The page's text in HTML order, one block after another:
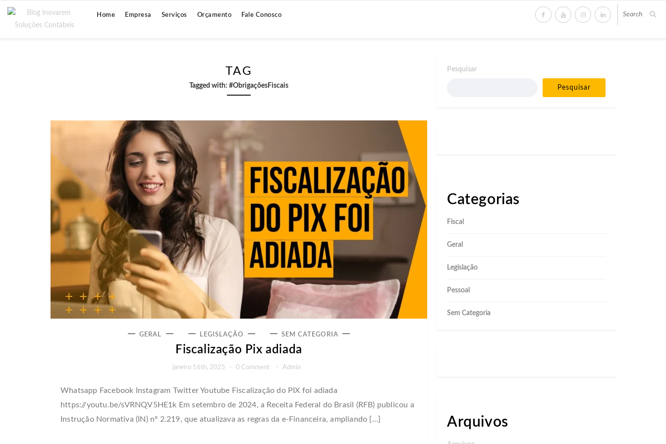
Home Empresa Serviços Orçamento Fale Conosco
TAG
Tagged with: #ObrigaçõesFiscais
GERAL LEGISLAÇÃO SEM CATEGORIA
Fiscalização Pix adiada
janeiro 16th, 2025 - 0 Comment - Admin
Whatsapp Facebook Instagram Twitter Youtube Fiscalização do PIX foi adiada
https://youtu.be/sVRNQV5HE1k Em setembro de 2024, a Receita Federal do Brasil (RFB) publicou a
Instrução Normativa (IN) nº 2.219, que atualizava as regras da e-Financeira, ampliando […]
Pesquisar
Pesquisar
Categorias
Fiscal
Geral
Legislação
Pessoal
Sem Categoria
Arquivos